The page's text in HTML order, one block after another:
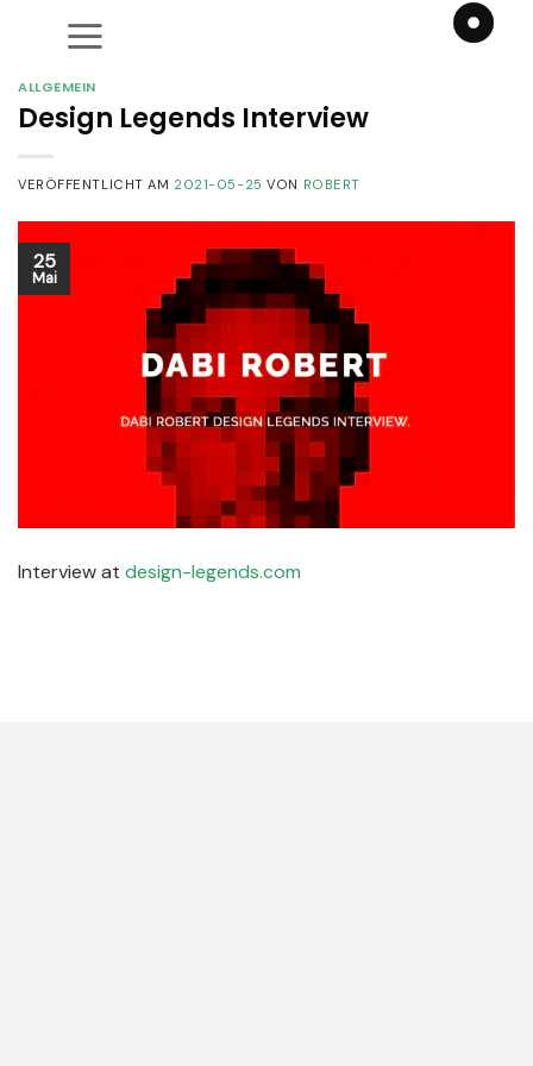
ALLGEMEIN
Design Legends Interview
VERÖFFENTLICHT AM 2021-05-25 VON ROBERT
25
Mai
Interview at design-legends.com